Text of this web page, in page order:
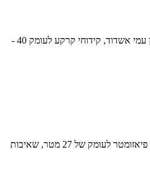
מגרש 16, משה דיין פינת עובד בן עמי אשדוד, קידוחי קרקע לעומק 40 -
גבריאלוב 31- 33 רחובות , קידוח פיאזומטר לעומק של 27 מטר, שאיבות